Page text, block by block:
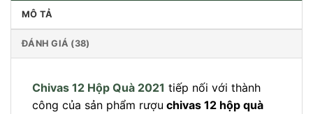
MÔ TẢ
ĐÁNH GIÁ (38)
Chivas 12 Hộp Quà 2021 tiếp nối với thành
công của sản phẩm rượu chivas 12 hộp quà